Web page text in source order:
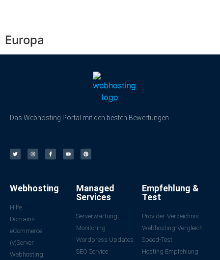
Europa
Das Webhosting Portal mit den besten Bewertungen.
Webhosting
Hilfe
Domains
eCommerce
(v)Server
Webhosting
Managed
Services
Serverwartung
Monitoring
Wordpress Updates
SEO Service
Empfehlung &
Test
Provider-Verzeichnis
Webhosting-Vergleich
Speed-Test
Hosting Empfehlung